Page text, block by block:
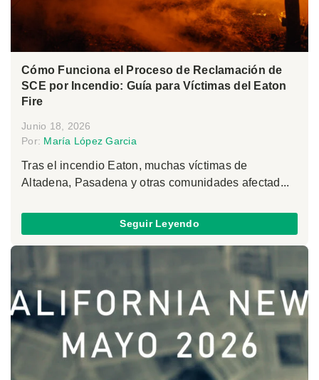
Cómo Funciona el Proceso de Reclamación de
SCE por Incendio: Guía para Víctimas del Eaton
Fire
Junio 18, 2026
Por: María López Garcia
Tras el incendio Eaton, muchas víctimas de
Altadena, Pasadena y otras comunidades afectad...
Seguir Leyendo